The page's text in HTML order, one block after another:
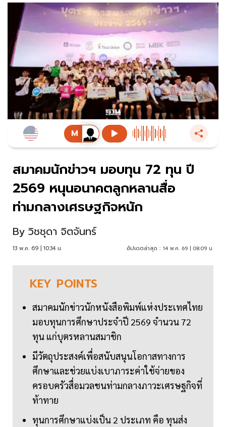
สมาคมนักข่าวฯ มอบทุน 72 ทุน ปี
2569 หนุนอนาคตลูกหลานสื่อ
ท่ามกลางเศรษฐกิจหนัก
By วิชชุดา จิตจันทร์
13 พ.ค. 69 | 10:34 น. อัปเดตล่าสุด : 14 พ.ค. 69 | 08:09 น.
KEY POINTS
สมาคมนักข่าวนักหนังสือพิมพ์แห่งประเทศไทย
มอบทุนการศึกษาประจำปี 2569 จำนวน 72
ทุน แก่บุตรหลานสมาชิก
มีวัตถุประสงค์เพื่อสนับสนุนโอกาสทางการ
ศึกษาและช่วยแบ่งเบาภาระค่าใช้จ่ายของ
ครอบครัวสื่อมวลชนท่ามกลางภาวะเศรษฐกิจที่
ท้าทาย
ทุนการศึกษาแบ่งเป็น 2 ประเภท คือ ทุนส่ง